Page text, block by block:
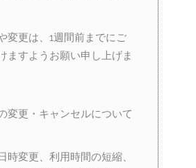
変更は、1週間前までにご
ますようお願い申し上げま
変更・キャンセルについて
時変更、利用時間の短縮、